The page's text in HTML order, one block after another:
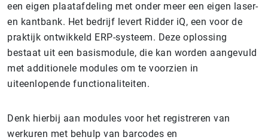
een eigen plaatafdeling met onder meer een eigen laser-
en kantbank. Het bedrijf levert Ridder iQ, een voor de
praktijk ontwikkeld ERP-systeem. Deze oplossing
bestaat uit een basismodule, die kan worden aangevuld
met additionele modules om te voorzien in
uiteenlopende functionaliteiten.
Denk hierbij aan modules voor het registreren van
werkuren met behulp van barcodes en